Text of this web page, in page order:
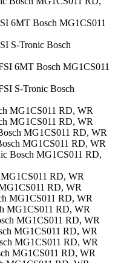
6MT Bosch MG1CS011
S-Tronic Bosch
6MT Bosch MG1CS011
S-Tronic Bosch
MG1CS011 RD, WR
MG1CS011 RD, WR
MG1CS011 RD, WR
MG1CS011 RD, WR
Bosch MG1CS011 RD,
RD, WR
RD, WR
MG1CS011 RD, WR
MG1CS011 RD, WR
MG1CS011 RD, WR
MG1CS011 RD, WR
MG1CS011 RD, WR
MG1CS011 RD, WR